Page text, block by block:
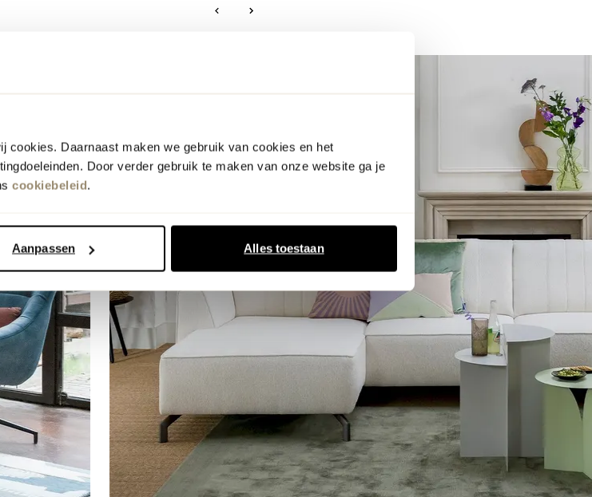
cookies. Daarnaast maken we gebruik van cookies en het
Door verder gebruik te maken van onze website ga je
cookiebeleid.
Aanpassen Alles toestaan